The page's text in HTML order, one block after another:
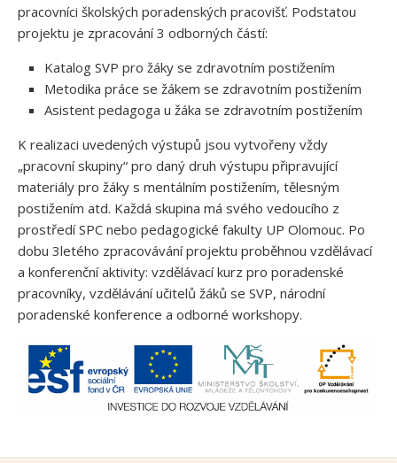
pracovníci školských poradenských pracovišť. Podstatou
projektu je zpracování 3 odborných částí:
Katalog SVP pro žáky se zdravotním postižením
Metodika práce se žákem se zdravotním postižením
Asistent pedagoga u žáka se zdravotním postižením
K realizaci uvedených výstupů jsou vytvořeny vždy
„pracovní skupiny“ pro daný druh výstupu připravující
materiály pro žáky s mentálním postižením, tělesným
postižením atd. Každá skupina má svého vedoucího z
prostředí SPC nebo pedagogické fakulty UP Olomouc. Po
dobu 3letého zpracovávání projektu proběhnou vzdělávací
a konferenční aktivity: vzdělávací kurz pro poradenské
pracovníky, vzdělávání učitelů žáků se SVP, národní
poradenské konference a odborné workshopy.